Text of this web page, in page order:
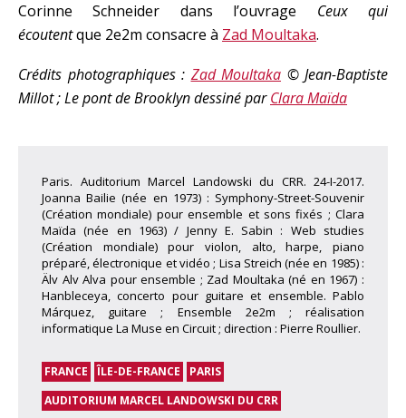
Corinne Schneider dans l’ouvrage Ceux qui
écoutentque 2e2m consacre à Zad Moultaka.
Crédits photographiques : Zad Moultaka © Jean-Baptiste
Millot ; Le pont de Brooklyn dessiné parClara Maïda
Paris. Auditorium Marcel Landowski du CRR. 24-I-2017.
Joanna Bailie (née en 1973) : Symphony-Street-Souvenir
(Création mondiale) pour ensemble et sons fixés ; Clara
Maïda (née en 1963) / Jenny E. Sabin : Web studies
(Création mondiale) pour violon, alto, harpe, piano
préparé, électronique et vidéo ; Lisa Streich (née en 1985) :
Älv Alv Alva pour ensemble ; Zad Moultaka (né en 1967) :
Hanbleceya, concerto pour guitare et ensemble. Pablo
Márquez, guitare ; Ensemble 2e2m ; réalisation
informatique La Muse en Circuit ; direction : Pierre Roullier.
FRANCE ÎLE-DE-FRANCE
PARIS
AUDITORIUM MARCEL LANDOWSKI DU CRR